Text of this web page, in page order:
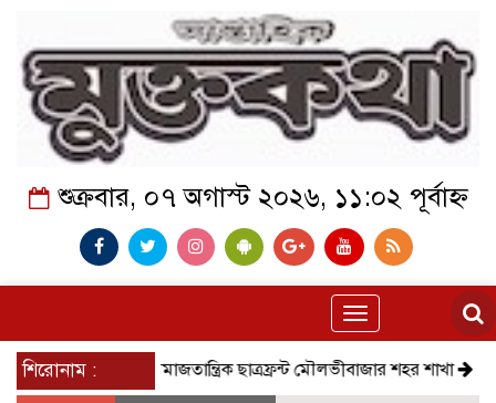
শুক্রবার, ০৭ অগাস্ট ২০২৬, ১১:০২ পূর্বাহ্ন
Toggle
navigation
শিরোনাম :সমাজতান্ত্রিক ছাত্রফ্রন্ট মৌলভীবাজার শহর শাখা কেমন আছে